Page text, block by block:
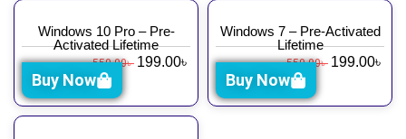
Windows 10 Pro – Pre-
Activated Lifetime
550.00৳ 199.00৳
Buy Now
Windows 7 – Pre-Activated
Lifetime
550.00৳ 199.00৳
Buy Now